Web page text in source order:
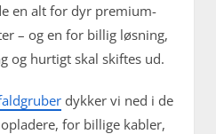
en alt for dyr premium-
– og en for billig løsning,
og hurtigt skal skiftes ud.
dykker vi ned i de
for billige kabler,